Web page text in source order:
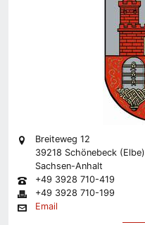
Breiteweg 12
39218 Schönebeck (Elbe)
Sachsen-Anhalt
+49 3928 710-419
+49 3928 710-199
Email